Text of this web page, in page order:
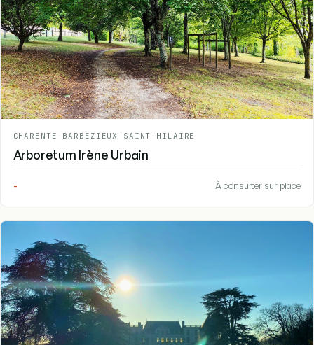
CHARENTE - BARBEZIEUX-SAINT-HILAIRE
Arboretum Irène Urbain
- À consulter sur place